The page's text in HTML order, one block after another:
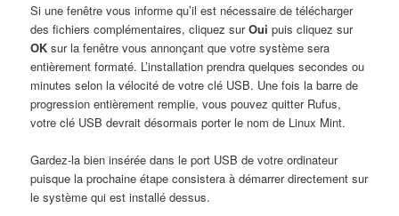
Si une fenêtre vous informe qu’il est nécessaire de télécharger
des fichiers complémentaires, cliquez surOui puis cliquez sur
OKsur la fenêtre vous annonçant que votre système sera
entièrement formaté. L’installation prendra quelques secondes ou
minutes selon la vélocité de votre clé USB. Une fois la barre de
progression entièrement remplie, vous pouvez quitter Rufus,
votre clé USB devrait désormais porter le nom de Linux Mint.
Gardez-la bien insérée dans le port USB de votre ordinateur
puisque la prochaine étape consistera à démarrer directement sur
le système qui est installé dessus.